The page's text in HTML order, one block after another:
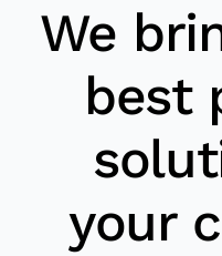
We
best
your